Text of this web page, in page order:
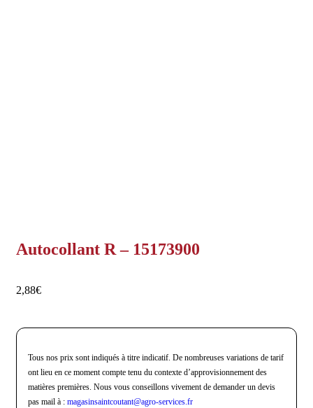
Autocollant R – 15173900
2,88€
Tous nos prix sont indiqués à titre indicatif. De nombreuses variations de tarif
ont lieu en ce moment compte tenu du contexte d’approvisionnement des
matières premières. Nous vous conseillons vivement de demander un devis
pas mail à :magasinsaintcoutant@agro-services.fr